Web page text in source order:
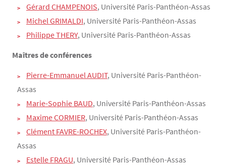
Gérard CHAMPENOIS, Université Paris-Panthéon-Assas
Michel GRIMALDI, Université Paris-Panthéon-Assas
Philippe THERY, Université Paris-Panthéon-Assas
Maîtres de conférences
Pierre-Emmanuel AUDIT, Université Paris-Panthéon-
Assas
Marie-Sophie BAUD, Université Paris-Panthéon-Assas
Maxime CORMIER, Université Paris-Panthéon-Assas
Clément FAVRE-ROCHEX, Université Paris-Panthéon-
Assas
Estelle FRAGU, Université Paris-Panthéon-Assas